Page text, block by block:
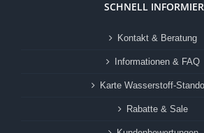
SCHNELL
Kontakt & Beratung
Informationen & FAQ
Karte Wasserstoff-
Rabatte & Sale